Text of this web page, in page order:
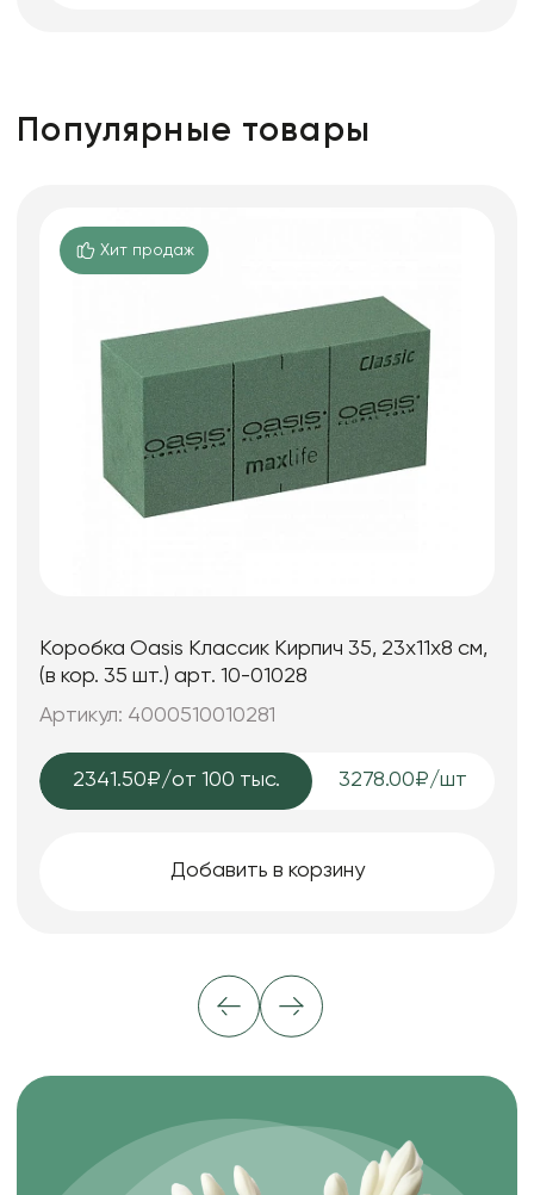
Популярные товары
Хит продаж
Коробка Oasis Классик Кирпич 35, 23x11x8 см,
(в кор. 35 шт.) арт. 10-01028
Артикул: 4000510010281
2341.50₽/от 100 тыс. 3278.00₽/шт
Добавить в корзину